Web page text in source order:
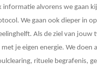
alvorens we gaan
We gaan ook dieper in
Als de ziel van jouw
je eigen energie. We
rituele begrafenis,